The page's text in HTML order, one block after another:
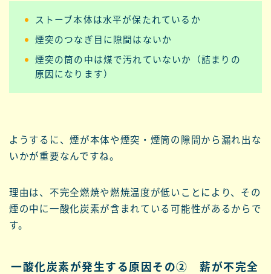
ストーブ本体は水平が保たれているか
煙突のつなぎ目に隙間はないか
煙突の筒の中は煤で汚れていないか（詰まりの
原因になります）
ようするに、煙が本体や煙突・煙筒の隙間から漏れ出な
いかが重要なんですね。
理由は、不完全燃焼や燃焼温度が低いことにより、その
煙の中に一酸化炭素が含まれている可能性があるからで
す。
一酸化炭素が発生する原因その② 薪が不完全